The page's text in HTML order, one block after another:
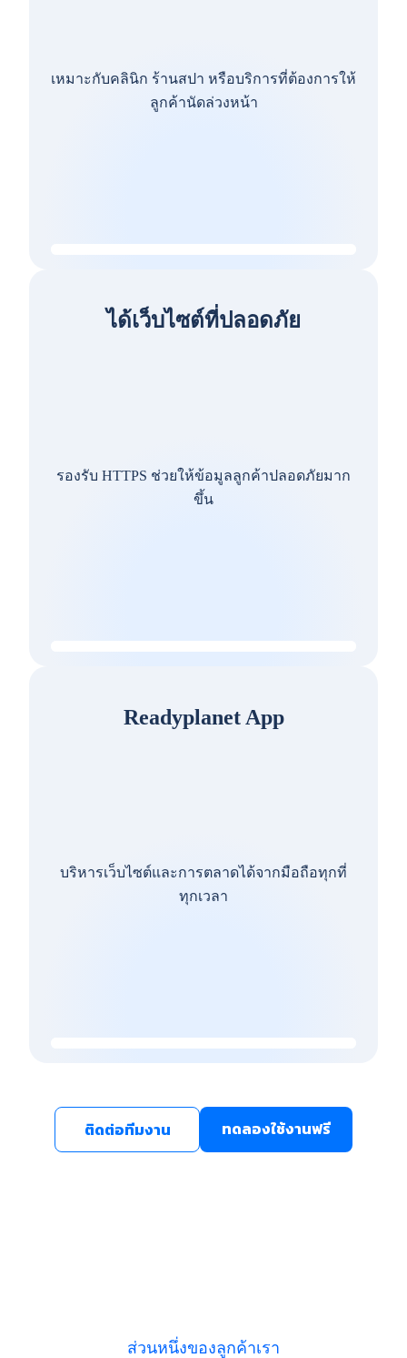
เหมาะกับคลินิก ร้านสปา หรือบริการที่ต้องการให้
ลูกค้านัดล่วงหน้า
ได้เว็บไซต์ที่ปลอดภัย
รองรับ HTTPS ช่วยให้ข้อมูลลูกค้าปลอดภัยมาก
ขึ้น
Readyplanet App
บริหารเว็บไซต์และการตลาดได้จากมือถือทุกที่
ทุกเวลา
ติดต่อทีมงาน ทดลองใช้งานฟรี
ส่วนหนึ่งของลูกค้าเรา